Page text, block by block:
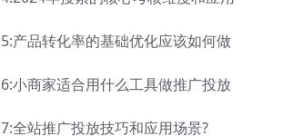
5:产品转化率的基础优化应该如何做
6:小商家适合用什么工具做推广投放
7:全站推广投放技巧和应用场景?